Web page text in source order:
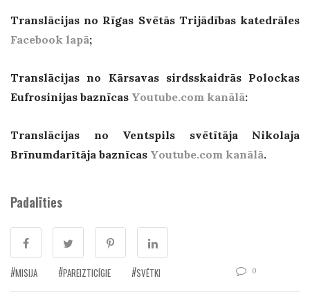
Translācijas no Rīgas Svētās Trijādības katedrāles
Facebook lapā;
Translācijas no Kārsavas sirdsskaidrās Polockas
Eufrosinijas baznīcas Youtube.com kanālā:
Translācijas no Ventspils svētītāja Nikolaja
Brīnumdarītāja baznīcas Youtube.com kanālā.
Padalīties
MISIJA PAREIZTICĪGIE SVĒTKI 0